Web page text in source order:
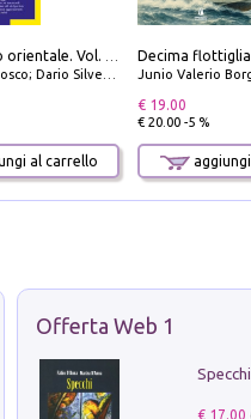
Silvestro; Marco Sbrizzi
al carrello
Junio Valerio
€ 19.00
€ 20.00 -5 %
Offerta Web 1
Specchi
€ 17.00